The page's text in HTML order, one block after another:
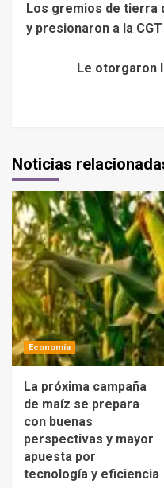
Los gremios de tierra
y presionaron a la CGT
Le otorgaron
Noticias
Economía
La próxima campaña
de maíz se prepara
con buenas
perspectivas y mayor
apuesta por
tecnología y eficiencia